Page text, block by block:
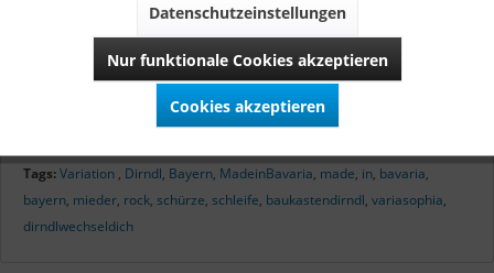
Alle VARIASOPHIA Dirndl werden ausschließlich in Bayern
hergestellt. Vom Zuschnitt bis zur letzten Naht verbirgt sich
hinter diesen Dirndln bayerisches Qualitätshandwerk.
Tags:Variation , Dirndl, Bayern, MadeinBavaria, made, in, bavaria,
bayern, mieder, rock, schürze, schleife, baukastendirndl, variasophia,
dirndlwechseldich
Datenschutzeinstellungen
Nur funktionale Cookies akzeptieren
Cookies akzeptieren